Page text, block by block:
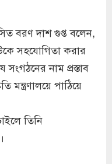
বরণ দাশ গুপ্ত বলেন,
সহযোগিতা করার
নাম প্রস্তাব
মন্ত্রণালয়ে পাঠিয়ে
তিনি